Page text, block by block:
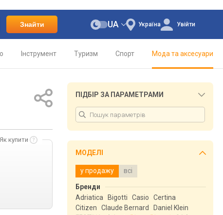
Знайти Україна
UA Увійти
Інструмент Туризм Спорт Мода та аксесуари
Як купити
ПІДБІР ЗА ПАРАМЕТРАМИ
МОДЕЛІ
у продажу всі
Бренди
Adriatica
Bigotti Casio
Certina
Citizen
Claude Bernard
Daniel Klein